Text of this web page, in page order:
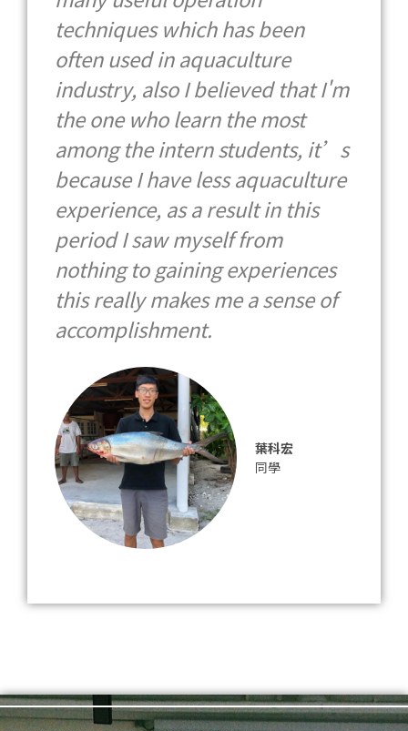
techniques which has been
often used in aquaculture
industry, also I believed that I'm
the one who learn the most
among the intern students, it’s
because I have less aquaculture
experience, as a result in this
period I saw myself from
nothing to gaining experiences
this really makes me a sense of
accomplishment.
葉科宏
同學